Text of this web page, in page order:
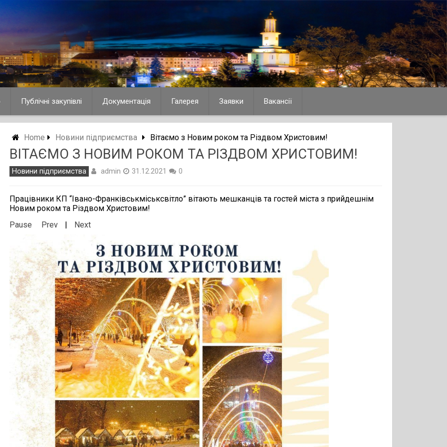
Публічні закупівлі Документація Галерея Заявки Вакансії
Home Новини підприємства Вітаємо з Новим роком та Різдвом Христовим!
ВІТАЄМО З НОВИМ РОКОМ ТА РІЗДВОМ ХРИСТОВИМ!
Новини підприємства admin 31.12.2021 0
Працівники КП “Івано-Франківськміськсвітло” вітають мешканців та гостей міста з прийдешнім
Новим роком та Різдвом Христовим!
Pause
Prev | Next